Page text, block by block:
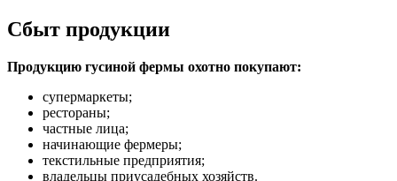
Сбыт продукции
Продукцию гусиной фермы охотно покупают:
супермаркеты;
рестораны;
частные лица;
начинающие фермеры;
текстильные предприятия;
владельцы приусадебных хозяйств.